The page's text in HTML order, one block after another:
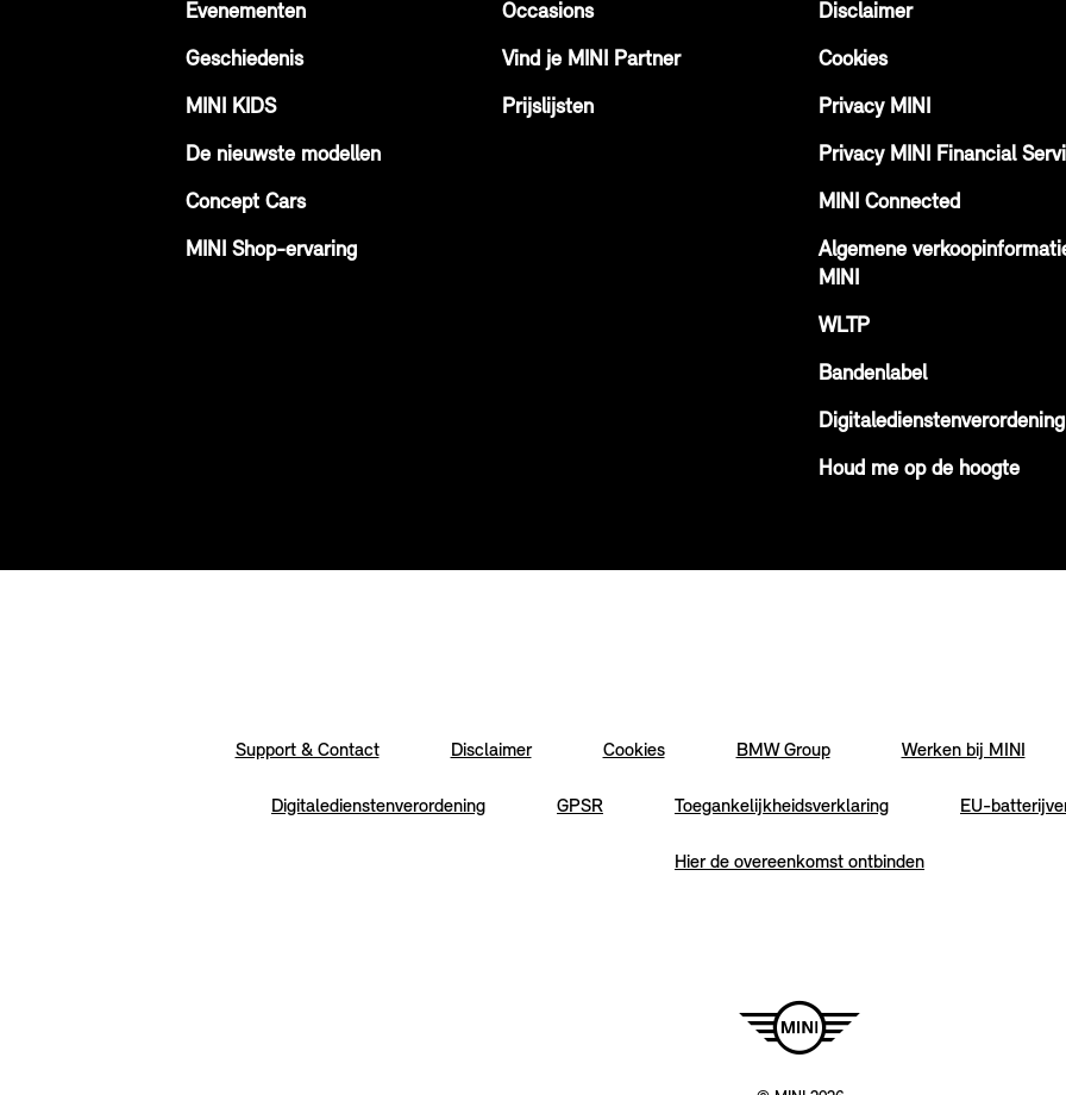
Evenementen
Geschiedenis
MINI KIDS
De nieuwste modellen
Concept Cars
MINI Shop-ervaring
Occasions
Vind je MINI Partner
Prijslijsten
Disclaimer
Cookies
Privacy MINI
Privacy MINI Financial
MINI Connected
Algemene
MINI
WLTP
Bandenlabel
Digitaledienstenverordening
Houd me op de hoogte
Support & Contact Disclaimer Cookies BMW Group Werken bij MINI
Digitaledienstenverordening GPSR Toegankelijkheidsverklaring EU-
Hier de overeenkomst ontbinden